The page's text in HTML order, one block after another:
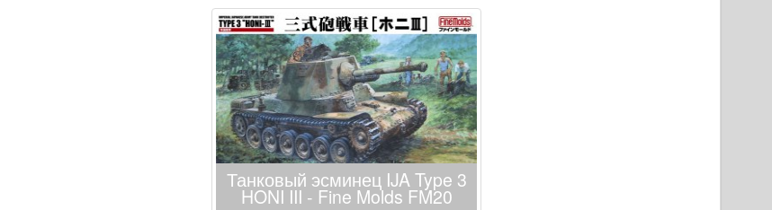
Танковый эсминец IJA Type 3
HONI III - Fine Molds FM20